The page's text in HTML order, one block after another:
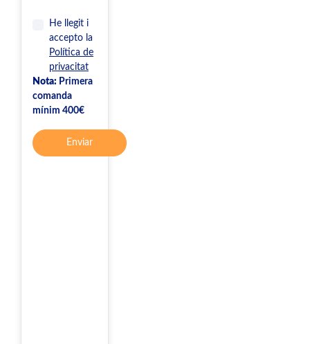
He llegit i
accepto la
Política de
privacitat
Nota: Primera
comanda
mínim 400€
Enviar